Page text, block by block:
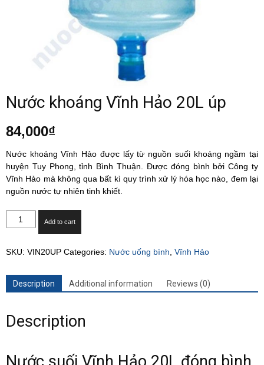
Nước khoáng Vĩnh Hảo 20L úp
84,000₫
Nước khoáng Vĩnh Hảo được lấy từ nguồn suối khoáng ngầm tại
huyện Tuy Phong, tỉnh Bình Thuận. Được đóng bình bởi Công ty
Vĩnh Hảo mà không qua bất kì quy trình xử lý hóa học nào, đem lại
nguồn nước tự nhiên tinh khiết.
Nước
khoáng
Hảo
úp
quantity
Add to cart
SKU: VIN20UP Categories: Nước uống bình Vĩnh Hảo
Description Additional information Reviews (0)
Description